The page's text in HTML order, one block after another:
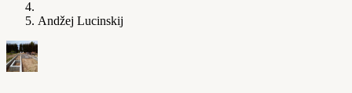
Andžej Lucinskij